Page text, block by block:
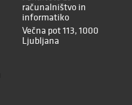
računalništvo in
informatiko
Večna pot 113, 1000
Ljubljana